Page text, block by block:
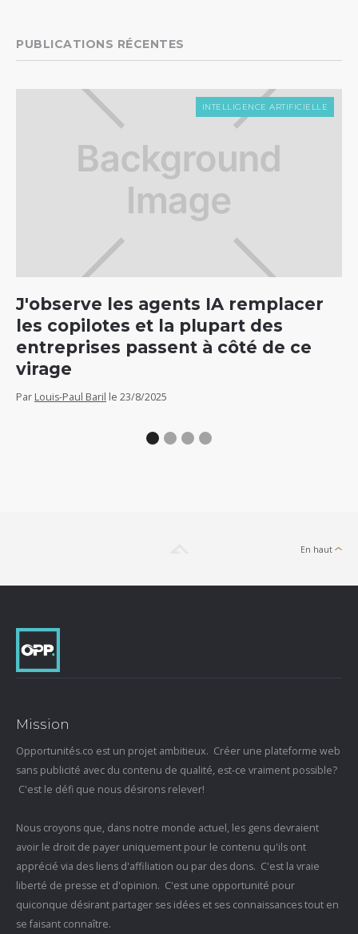
PUBLICATIONS RÉCENTES
INTELLIGENCE ARTIFICIELLE
J'observe les agents IA remplacer
les copilotes et la plupart des
entreprises passent à côté de ce
virage
Par Louis-Paul Baril le 23/8/2025
En haut
Mission
Opportunités.co est un projet ambitieux. Créer une plateforme web
sans publicité avec du contenu de qualité, est-ce vraiment possible?
C'est le défi que nous désirons relever!
Nous croyons que, dans notre monde actuel, les gens devraient
avoir le droit de payer uniquement pour le contenu qu'ils ont
apprécié via des liens d'affiliation ou par des dons. C'est la vraie
liberté de presse et d'opinion. C'est une opportunité pour
quiconque désirant partager ses idées et ses connaissances tout en
se faisant connaître.